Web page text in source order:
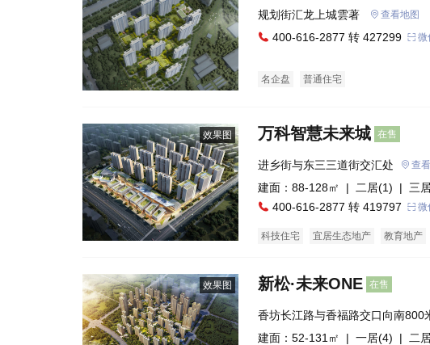
查看地图
400-616-2877 转 427299 微
名企盘 普通住宅
效果图 万科智慧未来城 在售
进乡街与东三三道街交汇处 查
建面：88-128㎡ | 二居(1) | 三
400-616-2877 转 419797 微
科技住宅 宜居生态地产 教育地产
效果图 新松·未来ONE 在售
香坊长江路与香福路交口向南800
建面：52-131㎡ | 一居(4) | 二